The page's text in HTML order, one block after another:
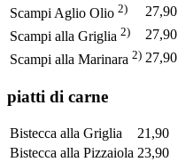
Scampi Aglio Olio 2)
27,90
Scampi alla Griglia 2)
27,90
Scampi alla Marinara 2) 27,90
piatti di carne
Bistecca alla Griglia
21,90
Bistecca alla Pizzaiola 23,90